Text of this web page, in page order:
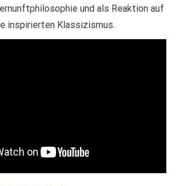
und als Reaktion auf
inspirierten Klassizismus.